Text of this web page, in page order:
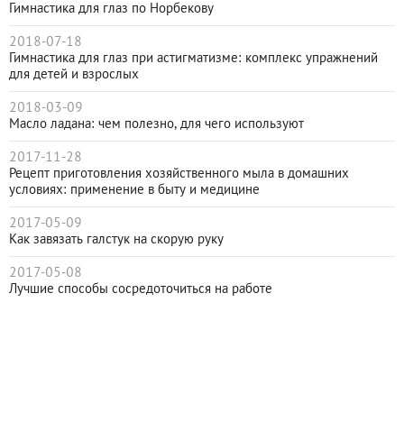
Гимнастика для глаз по Норбекову
2018-07-18
Гимнастика для глаз при астигматизме: комплекс упражнений
для детей и взрослых
2018-03-09
Масло ладана: чем полезно, для чего используют
2017-11-28
Рецепт приготовления хозяйственного мыла в домашних
условиях: применение в быту и медицине
2017-05-09
Как завязать галстук на скорую руку
2017-05-08
Лучшие способы сосредоточиться на работе